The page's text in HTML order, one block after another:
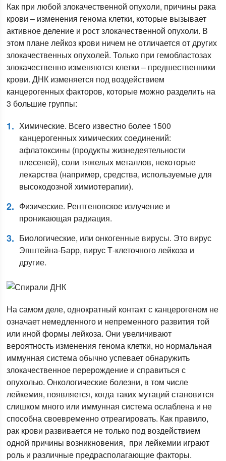
Как при любой злокачественной опухоли, причины рака
крови – изменения генома клетки, которые вызывает
активное деление и рост злокачественной опухоли. В
этом плане лейкоз крови ничем не отличается от других
злокачественных опухолей. Только при гемобластозах
злокачественно изменяются клетки – предшественники
крови. ДНК изменяется под воздействием
канцерогенных факторов, которые можно разделить на
3 большие группы:
Химические. Всего известно более 1500
канцерогенных химических соединений:
афлатоксины (продукты жизнедеятельности
плесеней), соли тяжелых металлов, некоторые
лекарства (например, средства, используемые для
высокодозной химиотерапии).
Физические. Рентгеновское излучение и
проникающая радиация.
Биологические, или онкогенные вирусы. Это вирус
Эпштейна-Барр, вирус Т-клеточного лейкоза и
другие.
На самом деле, однократный контакт с канцерогеном не
означает немедленного и непременного развития той
или иной формы лейкоза. Они увеличивают
вероятность изменения генома клетки, но нормальная
иммунная система обычно успевает обнаружить
злокачественное перерождение и справиться с
опухолью. Онкологические болезни, в том числе
лейкемия, появляется, когда таких мутаций становится
слишком много или иммунная система ослаблена и не
способна своевременно отреагировать. Как правило,
рак крови развивается не только под воздействием
одной причины возникновения, при лейкемии играют
роль и различные предрасполагающие факторы.